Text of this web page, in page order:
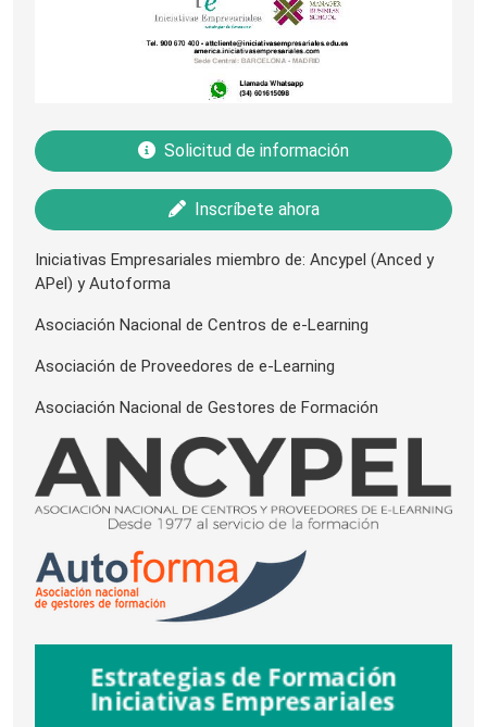
Solicitud de información
Inscríbete ahora
Iniciativas Empresariales miembro de: Ancypel (Anced y
APel) y Autoforma
Asociación Nacional de Centros de e-Learning
Asociación de Proveedores de e-Learning
Asociación Nacional de Gestores de Formación